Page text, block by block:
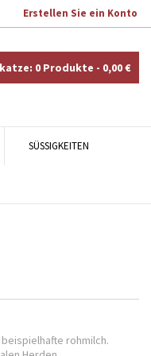
Erstellen Sie ein Konto
0 Produkte - 0,00 €
SÜSSIGKEITEN
rohmilch.